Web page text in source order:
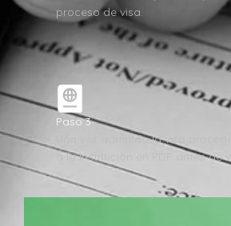
proceso de visa.
Paso 3
Una vez admitida la visa
a la institución en PDF antes de